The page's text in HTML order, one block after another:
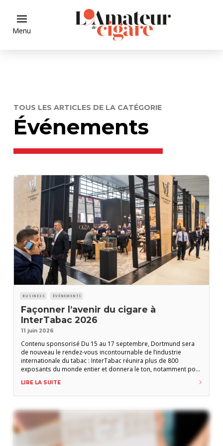
Menu
TOUS LES ARTICLES DE LA CATÉGORIE
Événements
BUSINESS ÉVÉNEMENTS
Façonner l’avenir du cigare à
InterTabac 2026
11 juin 2026
Contenu sponsorisé Du 15 au 17 septembre, Dortmund sera
de nouveau le rendez-vous incontournable de l’industrie
internationale du tabac : InterTabac réunira plus de 800
exposants du monde entier et donnera le ton, notamment pour
salon (réservé aux professionnels), ce secteur n’a cessé
d’évoluer et offre aux fabricants et
LIRE LA SUITE